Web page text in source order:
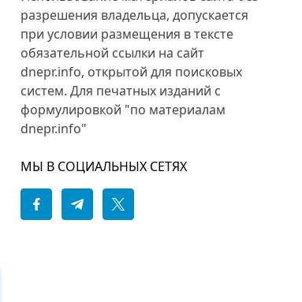
разрешения владельца, допускается
при условии размещения в тексте
обязательной ссылки на сайт
dnepr.info, открытой для поисковых
систем. Для печатных изданий с
формулировкой "по материалам
dnepr.info"
МЫ В СОЦИАЛЬНЫХ СЕТЯХ